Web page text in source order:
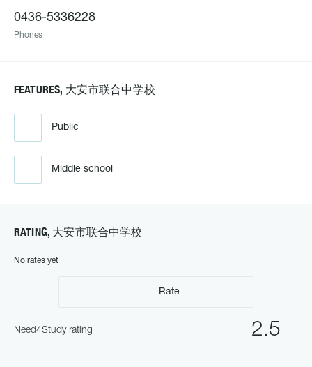
0436-5336228
Phones
FEATURES, 大安市联合中学校
Public
Middle school
RATING, 大安市联合中学校
No rates yet
Rate
2.5
Need4Study rating